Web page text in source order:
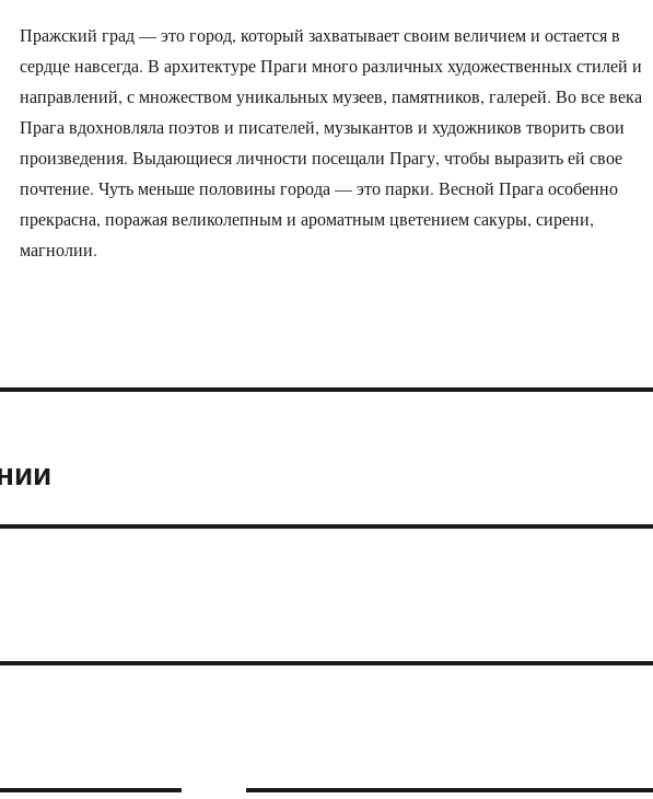
Пражский град — это город, который захватывает своим величием и остается в
сердце навсегда. В архитектуре Праги много различных художественных стилей и
направлений, с множеством уникальных музеев, памятников, галерей. Во все века
Прага вдохновляла поэтов и писателей, музыкантов и художников творить свои
произведения. Выдающиеся личности посещали Прагу, чтобы выразить ей свое
почтение. Чуть меньше половины города — это парки. Весной Прага особенно
прекрасна, поражая великолепным и ароматным цветением сакуры, сирени,
магнолии.